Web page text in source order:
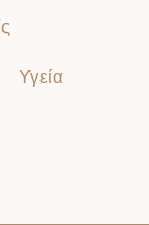
Υγεία